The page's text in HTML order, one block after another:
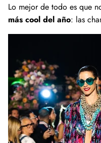
Lo mejor de todo es que
más cool del año: las